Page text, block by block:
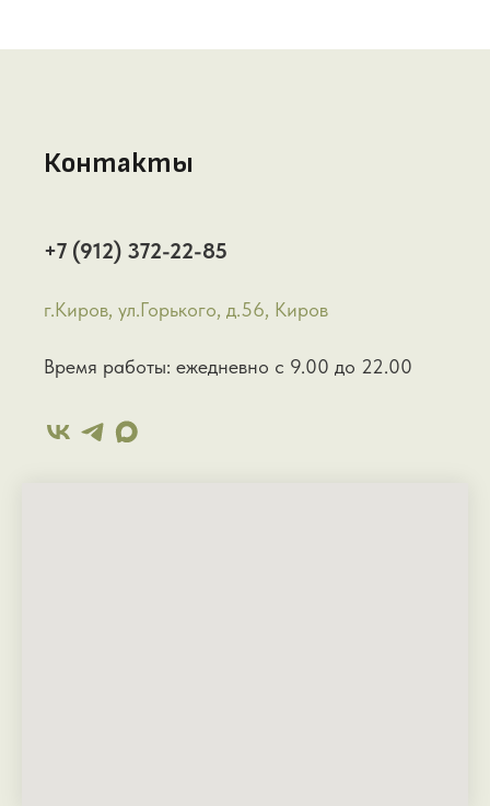
Контакты
+7 (912) 372-22-85
г.Киров, ул.Горького, д.56, Киров
Время работы: ежедневно с 9.00 до 22.00